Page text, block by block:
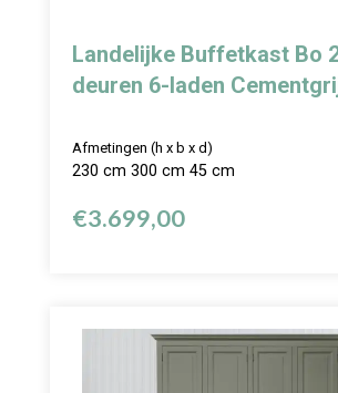
Landelijke Buffetkast Bo
deuren 6-laden
Afmetingen (h x b x d)
230 cm 300 cm 45 cm
€3.699,00